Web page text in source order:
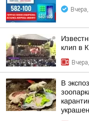
клип в
В